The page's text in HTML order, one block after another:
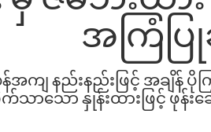
အကြံပြု
ျ နည်းနည်းဖြင့် အချိန် ပို
က်သာသော နှုန်းထားဖြင့် ဖုန်